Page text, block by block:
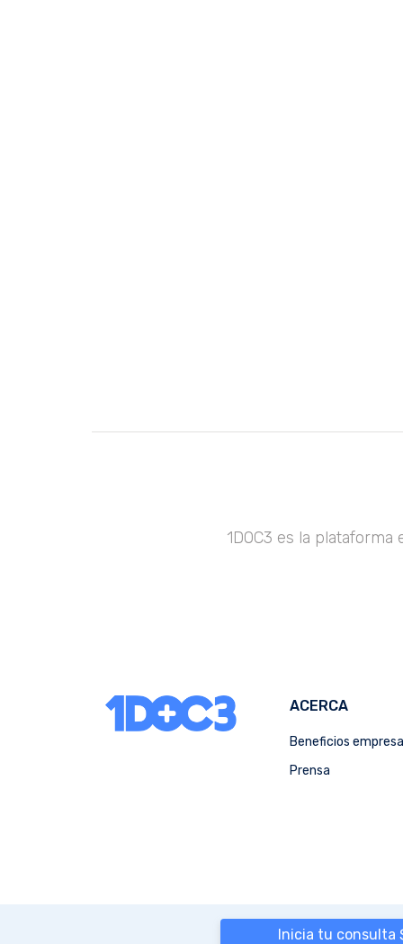
1DOC3 es la
Inicia tu consulta
ACERCA
Beneficios
Prensa